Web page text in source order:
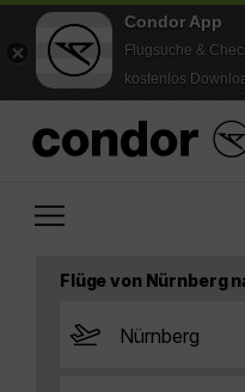
Condor App
Flugsuche &
kostenlos
Flüge von Nürnberg